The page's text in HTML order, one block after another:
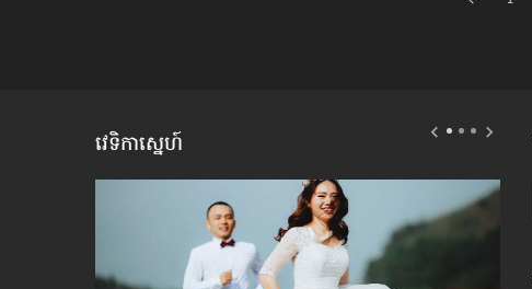
វេទិកាស្នេហ៍